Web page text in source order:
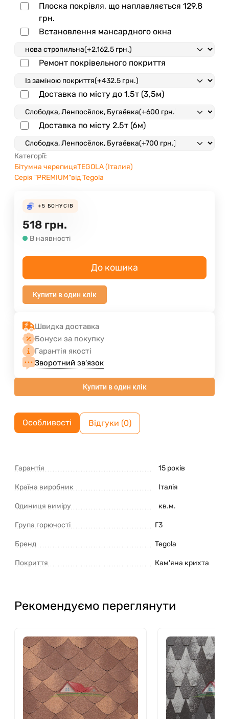
Плоска покрівля, що наплавляється 129.8
грн.
Встановлення мансардного окна
Ремонт покрівельного покриття
Доставка по місту до 1.5т (3,5м)
Доставка по місту 2.5т (6м)
Категорії:
Бітумна черепицяTEGOLA (Італия)
Серія "PREMIUM"від Tegola
+5 БОНУСІВ
518 грн.
В наявності
До кошика
Купити в один клік
Швидка доставка
Бонуси за покупку
Гарантія якості
Зворотний зв'язок
Купити в один клік
Особливості Відгуки (0)
Гарантія 15 років
Країна виробник Італія
Одиниця виміру кв.м.
Група горючості Г3
Бренд Tegola
Покриття Кам'яна крихта
Рекомендуємо переглянути